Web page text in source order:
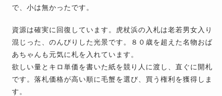
で、小は無かったです。
資源は確実に回復しています。虎杖浜の入札は老若男女入り
混じった、のんびりした光景です。８０歳を超えた名物おば
あちゃんも元気に札を入れています。
欲しい量とキロ単価を書いた紙を競り人に渡し、直ぐに開札
です。落札価格が高い順に毛蟹を選び、買う権利を獲得しま
す。